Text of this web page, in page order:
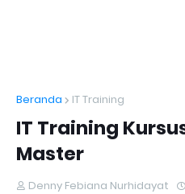
Beranda IT Training
IT Training
Master
Denny Febiana Nurhidayat